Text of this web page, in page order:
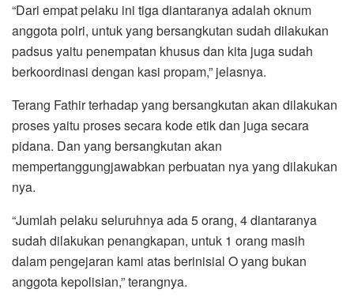
“Dari empat pelaku ini tiga diantaranya adalah oknum
anggota polri, untuk yang bersangkutan sudah dilakukan
padsus yaitu penempatan khusus dan kita juga sudah
berkoordinasi dengan kasi propam,” jelasnya.
Terang Fathir terhadap yang bersangkutan akan dilakukan
proses yaitu proses secara kode etik dan juga secara
pidana. Dan yang bersangkutan akan
mempertanggungjawabkan perbuatan nya yang dilakukan
nya.
“Jumlah pelaku seluruhnya ada 5 orang, 4 diantaranya
sudah dilakukan penangkapan, untuk 1 orang masih
dalam pengejaran kami atas berinisial O yang bukan
anggota kepolisian,” terangnya.